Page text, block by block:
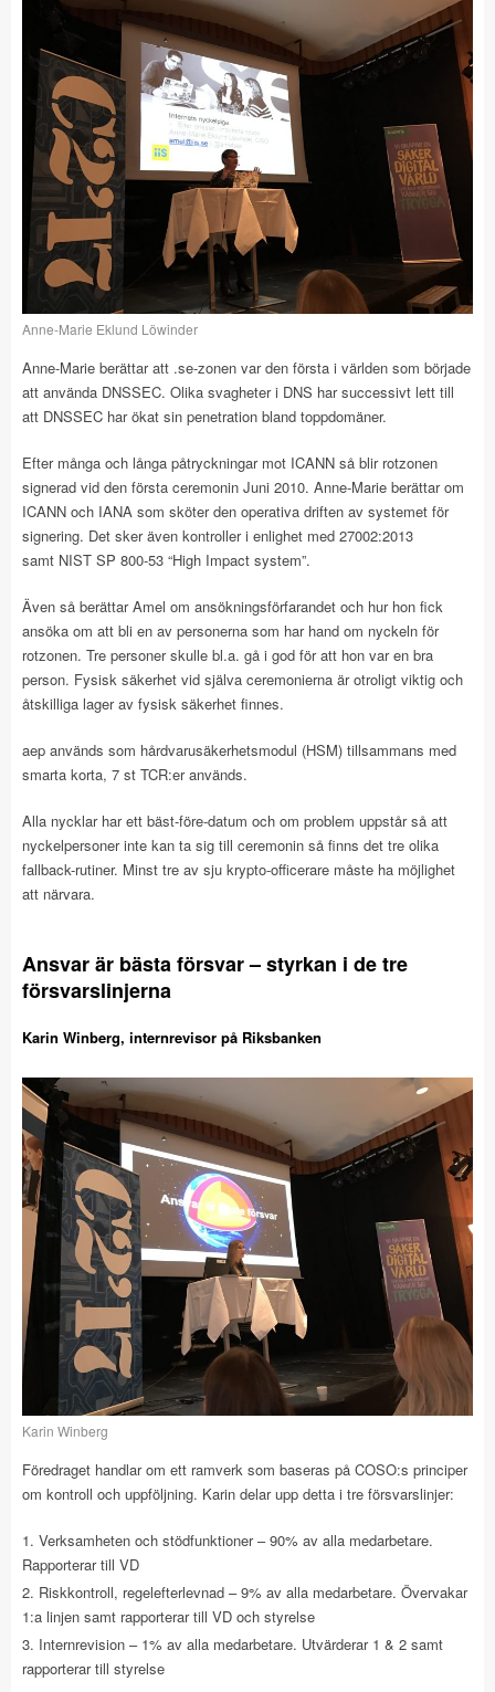
Anne-Marie Eklund Löwinder
Anne-Marie berättar att .se-zonen var den första i världen som började
att använda DNSSEC. Olika svagheter i DNS har successivt lett till
att DNSSEC har ökat sin penetration bland toppdomäner.
Efter många och långa påtryckningar mot ICANN så blir rotzonen
signerad vid den första ceremonin Juni 2010. Anne-Marie berättar om
ICANN och IANA som sköter den operativa driften av systemet för
signering. Det sker även kontroller i enlighet med 27002:2013
samt NIST SP 800-53 “High Impact system”.
Även så berättar Amel om ansökningsförfarandet och hur hon fick
ansöka om att bli en av personerna som har hand om nyckeln för
rotzonen. Tre personer skulle bl.a. gå i god för att hon var en bra
person. Fysisk säkerhet vid själva ceremonierna är otroligt viktig och
åtskilliga lager av fysisk säkerhet finnes.
aep används som hårdvarusäkerhetsmodul (HSM) tillsammans med
smarta korta, 7 st TCR:er används.
Alla nycklar har ett bäst-före-datum och om problem uppstår så att
nyckelpersoner inte kan ta sig till ceremonin så finns det tre olika
fallback-rutiner. Minst tre av sju krypto-officerare måste ha möjlighet
att närvara.
Ansvar är bästa försvar – styrkan i de tre
försvarslinjerna
Karin Winberg, internrevisor på Riksbanken
Karin Winberg
Föredraget handlar om ett ramverk som baseras på COSO:s principer
om kontroll och uppföljning. Karin delar upp detta i tre försvarslinjer:
Verksamheten och stödfunktioner – 90% av alla medarbetare.
Rapporterar till VD
Riskkontroll, regelefterlevnad – 9% av alla medarbetare. Övervakar
1:a linjen samt rapporterar till VD och styrelse
Internrevision – 1% av alla medarbetare. Utvärderar 1 & 2 samt
rapporterar till styrelse